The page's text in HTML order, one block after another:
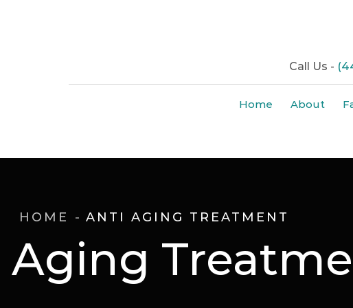
Call Us -
Home About
HOME ANTI AGING TREATMENT